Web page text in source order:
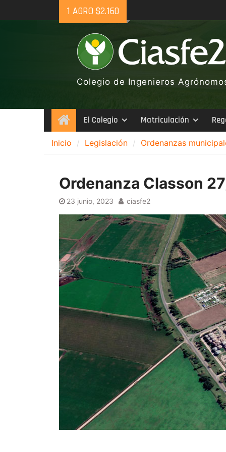
to
1 AGRO $2.160
Colegio de Ingenieros
InicioEl Colegio Matriculación
Inicio Legislación Ordenanzas
Ordenanza Classon
23 junio, 2023 ciasfe2